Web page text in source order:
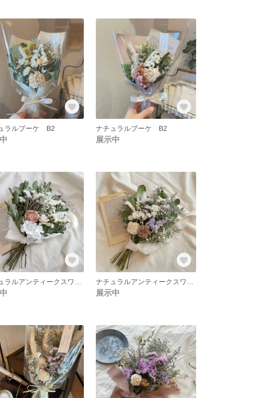
ラルブーケ B2 ナチュラルブーケ B2
展示中
展示中